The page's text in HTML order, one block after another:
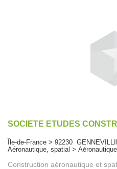
SOCIETE ETUDES
Île-de-France > 92230
Aéronautique, spatial >
Construction aéronautique et